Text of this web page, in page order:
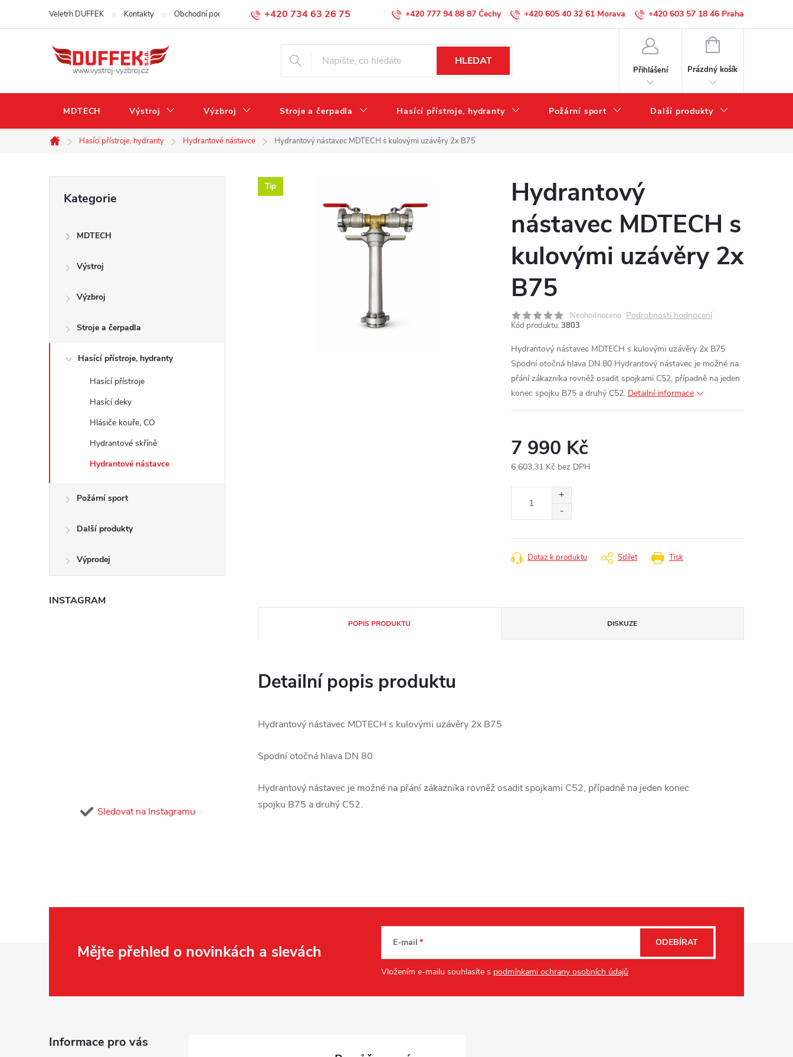
+420 734 63 26 75
Veletrh DUFFEK Kontakty Obchodní podmínky Podmínky ochrany osobních údajů +420 777 94 88 87 +420 605 40 32 61 +420 603 57 18 46
HLEDAT
Přihlášení
NÁKUPNÍ
Prázdný košík
MDTECH Výstroj Výzbroj Stroje a čerpadla Hasící přístroje, hydranty Požární sport Další produkty
Domů
Hasící přístroje, hydranty Hydrantové nástavce Hydrantový nástavec MDTECH s kulovými uzávěry 2x B75
a
a
l
kategorie
Kategorie
MDTECH
Výstroj
Výzbroj
Stroje a čerpadla
Hasící přístroje, hydranty
Hasící přístroje
Hasící deky
Hlásiče kouře, CO
Hydrantové skříně
Hydrantové nástavce
Požární sport
Další produkty
Výprodej
INSTAGRAM
Sledovat na Instagramu
Tip
Hydrantový
nástavec MDTECH s
kulovými uzávěry 2x
B75
Neohodnoceno Podrobnosti hodnocení
Kód produktu: 3803
Hydrantový nástavec MDTECH s kulovými uzávěry 2x B75
Spodní otočná hlava DN 80 Hydrantový nástavec je možné na
přání zákazníka rovněž osadit spojkami C52, případně na jeden
konec spojku B75 a druhý C52. Detailní informace
7 990 Kč
6 603,31 Kč bez DPH
Tisk
Dotaz k produktu Sdílet
POPIS PRODUKTU DISKUZE
Detailní popis produktu
Hydrantový nástavec MDTECH s kulovými uzávěry 2x B75
Spodní otočná hlava DN 80
Hydrantový nástavec je možné na přání zákazníka rovněž osadit spojkami C52, případně na jeden konec
spojku B75 a druhý C52.
Mějte přehled o novinkách a slevách E-mail
Vložením e-mailu souhlasíte s podmínkami ochrany osobních údajů
ODEBÍRAT
Informace pro vás